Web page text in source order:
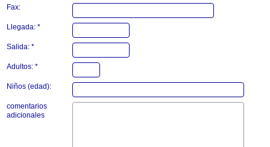
Fax:
Llegada: *
Salida: *
Adultos: *
Niños (edad):
comentarios
adicionales